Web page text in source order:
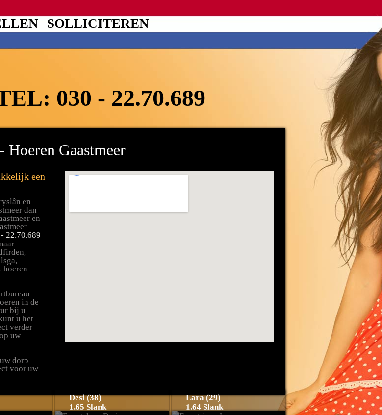
SOLLICITEREN
030 - 22.70.689
Hoeren Gaastmeer
een
en
dan
en
22.70.689
hoeren
in de
bij u
u het
verder
uw
dorp
voor uw
Desi (38)
1.65 Slank
Lara (29)
1.64 Slank